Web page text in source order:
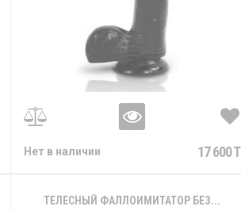
Нет в наличии 17 600 T
ТЕЛЕСНЫЙ ФАЛЛОИМИТАТОР БЕЗ...